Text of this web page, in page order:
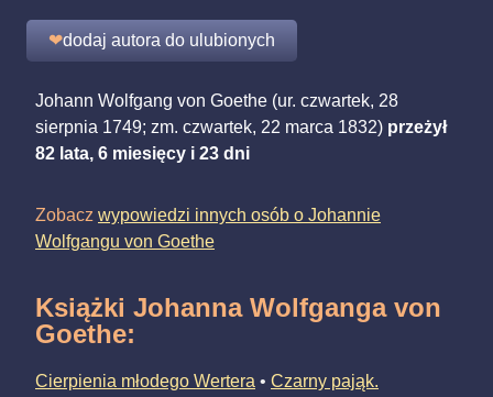
❤dodaj autora do ulubionych
Johann Wolfgang von Goethe (ur. czwartek, 28
sierpnia 1749; zm. czwartek, 22 marca 1832) przeżył
82 lata, 6 miesięcy i 23 dni
Zobacz wypowiedzi innych osób o Johannie
Wolfgangu von Goethe
Książki Johanna Wolfganga von
Goethe:
Cierpienia młodego Wertera • Czarny pająk.